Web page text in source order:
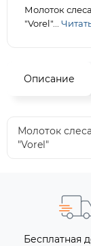
Молоток
"Vorel"...
Описание
Молоток
"Vorel"
Бесплатная